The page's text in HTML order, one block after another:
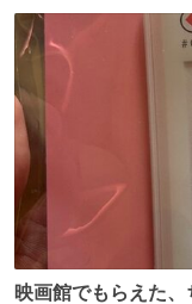
数
映画館でもらえた